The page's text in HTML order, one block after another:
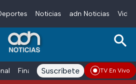
Noticias adn Noticias
Finanzas adn Noticias Radio
Suscríbete TV En Vivo